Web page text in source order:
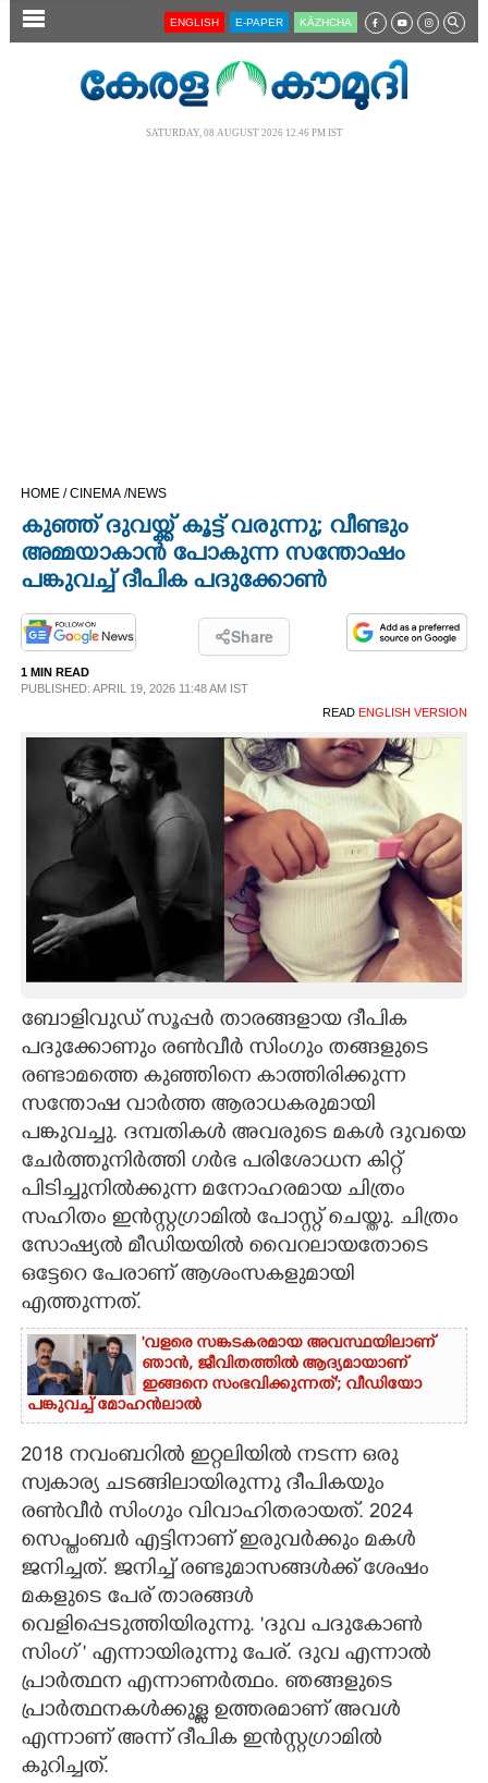
SECTIONS
OPINION
PHOTOS
LIFESTYLE
SPIRITUAL
ART
ASTRO
CARTOONS
LITERATURE
ZOOM
CONTACT US
ENGLISH E-PAPER KĀZHCHA
SATURDAY, 08 AUGUST 2026 12.46 PM IST
HOME /CINEMA /NEWS
കുഞ്ഞ് ദുവയ്ക്ക് കൂട്ട് വരുന്നു; വീണ്ടും
അമ്മയാകാൻ പോകുന്ന സന്തോഷം
പങ്കുവച്ച് ദീപിക പദുക്കോൺ
Share
1 MIN READ
PUBLISHED: APRIL 19, 2026 11:48 AM IST
READ ENGLISH VERSION
ബോളിവുഡ് സൂപ്പർ താരങ്ങളായ ദീപിക
പദുക്കോണും രൺവീർ സിംഗും തങ്ങളുടെ
രണ്ടാമത്തെ കുഞ്ഞിനെ കാത്തിരിക്കുന്ന
സന്തോഷ വാർത്ത ആരാധകരുമായി
പങ്കുവച്ചു. ദമ്പതികൾ അവരുടെ മകൾ ദുവയെ
ചേർത്തുനിർത്തി ഗർഭ പരിശോധന കിറ്റ്
പിടിച്ചുനിൽക്കുന്ന മനോഹരമായ ചിത്രം
സഹിതം ഇൻസ്റ്റഗ്രാമിൽ പോസ്റ്റ് ചെയ്തു. ചിത്രം
സോഷ്യൽ മീഡിയയിൽ വൈറലായതോടെ
ഒട്ടേറെ പേരാണ് ആശംസകളുമായി
എത്തുന്നത്.
'വളരെ സങ്കടകരമായ അവസ്ഥയിലാണ്
ഞാൻ, ജീവിതത്തിൽ ആദ്യമായാണ്
ഇങ്ങനെ സംഭവിക്കുന്നത്'; വീഡിയോ
പങ്കുവച്ച് മോഹൻലാൽ
2018 നവംബറിൽ ഇറ്റലിയിൽ നടന്ന ഒരു
സ്വകാര്യ ചടങ്ങിലായിരുന്നു ദീപികയും
രൺവീർ സിംഗും വിവാഹിതരായത്. 2024
സെപ്തംബർ എട്ടിനാണ് ഇരുവർക്കും മകൾ
ജനിച്ചത്. ജനിച്ച് രണ്ടുമാസങ്ങൾക്ക് ശേഷം
മകളുടെ പേര് താരങ്ങൾ
വെളിപ്പെടുത്തിയിരുന്നു. 'ദുവ പദുകോൺ
സിംഗ് ' എന്നായിരുന്നു പേര്. ദുവ എന്നാൽ
പ്രാർത്ഥന എന്നാണർത്ഥം. ഞങ്ങളുടെ
പ്രാർത്ഥനകൾക്കുള്ള ഉത്തരമാണ് അവൾ
എന്നാണ് അന്ന് ദീപിക ഇൻസ്റ്റഗ്രാമിൽ
കുറിച്ചത്.